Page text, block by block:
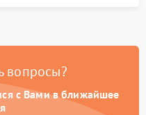
вопросы?
с Вами в ближайшее